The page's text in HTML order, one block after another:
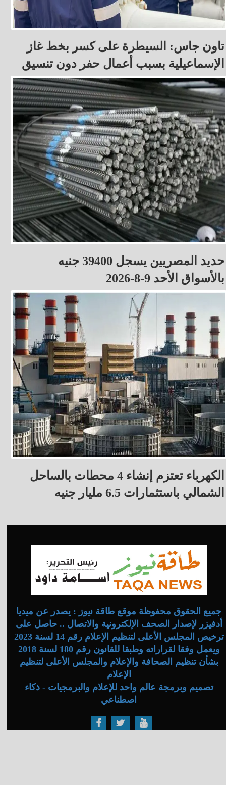
تاون جاس: السيطرة على كسر بخط غاز
الإسماعيلية بسبب أعمال حفر دون تنسيق
حديد المصريين يسجل 39400 جنيه
بالأسواق الأحد 9-8-2026
الكهرباء تعتزم إنشاء 4 محطات بالساحل
الشمالي باستثمارات 6.5 مليار جنيه
جميع الحقوق محفوظة موقع طاقة نيوز : يصدر عن ميديا
أدفيزر لإصدار الصحف الإلكترونية والاتصال .. حاصل على
ترخيص المجلس الأعلى لتنظيم الإعلام رقم 14 لسنة 2023
ويعمل وفقا لقراراته وطبقا للقانون رقم 180 لسنة 2018
بشأن تنظيم الصحافة والإعلام والمجلس الأعلى لتنظيم
الإعلام
تصميم وبرمجة عالم واحد للإعلام والبرمجيات - ذكاء
اصطناعي